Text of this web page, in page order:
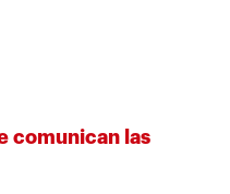
comunican las